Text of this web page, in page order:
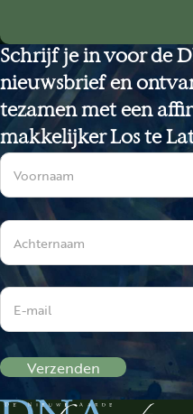
Schrijf je in voor de
nieuwsbrief en
tezamen met een
makkelijker Los te
Sectie
Verzenden